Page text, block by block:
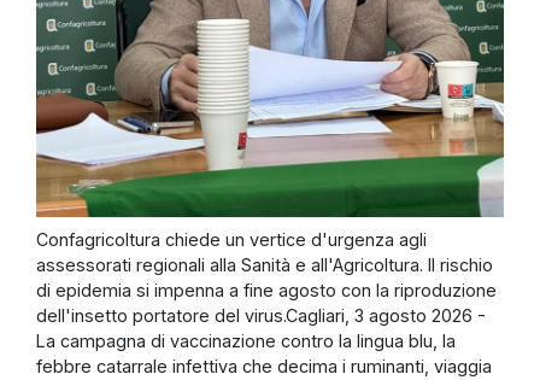
Confagricoltura chiede un vertice d'urgenza agli
assessorati regionali alla Sanità e all'Agricoltura. Il rischio
di epidemia si impenna a fine agosto con la riproduzione
dell'insetto portatore del virus.Cagliari, 3 agosto 2026 -
La campagna di vaccinazione contro la lingua blu, la
febbre catarrale infettiva che decima i ruminanti, viaggia